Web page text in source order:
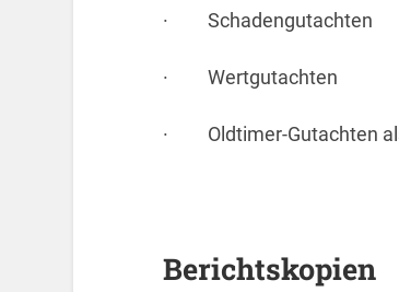
· Schadengutachten
· Wertgutachten
· Oldtimer-Gutachten
Berichtskopien